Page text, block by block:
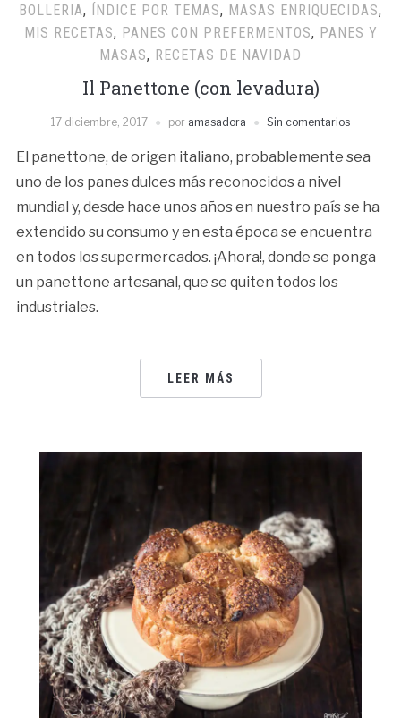
BOLLERIA, ÍNDICE POR TEMAS, MASAS ENRIQUECIDAS,
MIS RECETAS, PANES CON PREFERMENTOS, PANES Y
MASAS, RECETAS DE NAVIDAD
Il Panettone (con levadura)
17 diciembre, 2017 por amasadora Sin comentarios
El panettone, de origen italiano, probablemente sea
uno de los panes dulces más reconocidos a nivel
mundial y, desde hace unos años en nuestro país se ha
extendido su consumo y en esta época se encuentra
en todos los supermercados. ¡Ahora!, donde se ponga
un panettone artesanal, que se quiten todos los
industriales.
LEER MÁS